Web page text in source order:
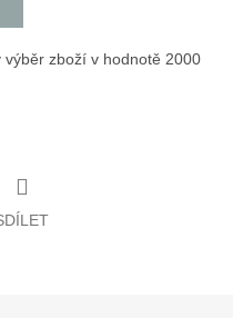
zboží v hodnotě 2000